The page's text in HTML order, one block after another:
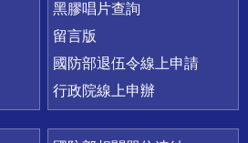
黑膠唱片查詢
留言版
國防部退伍令線上申請
行政院線上申辦